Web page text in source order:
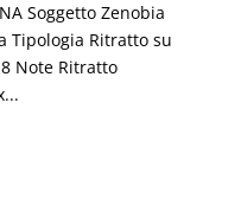
Soggetto Zenobia
Tipologia Ritratto su
Note Ritratto